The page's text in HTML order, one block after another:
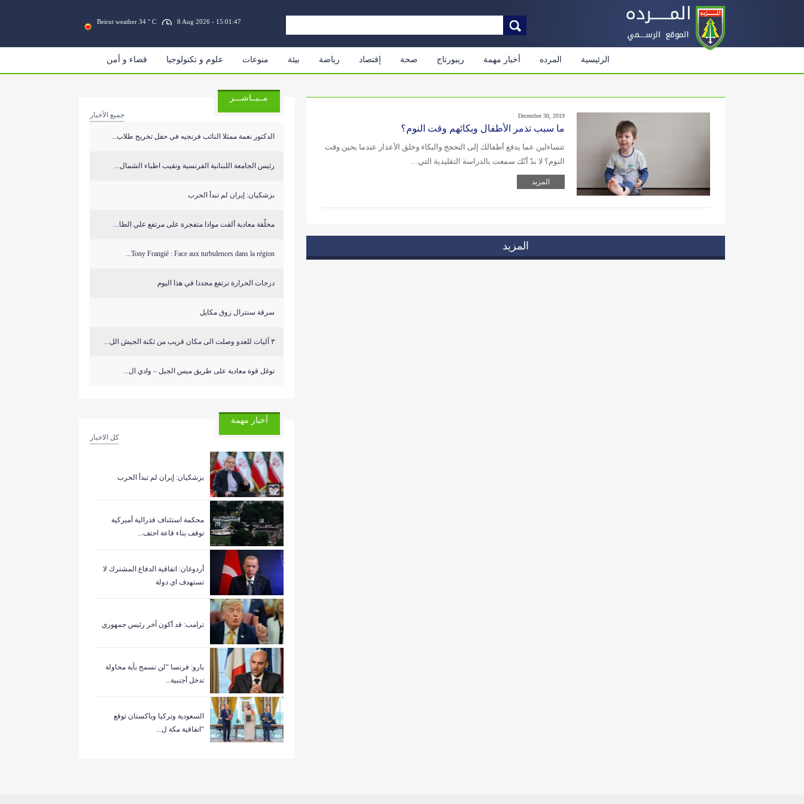
Beirut weather 34 ° C 8 Aug 2026 - 15:01:48
الرئيسية المرده أخبار مهمة ريبورتاج صحة إقتصاد رياضة بيئة منوعات علوم و تكنولوجيا قضاء و أمن
December 30, 2019
ما سبب تذمر الأطفال وبكائهم وقت النوم؟
تتساءلين عما يدفع أطفالك إلى التحجج والبكاء وخلق الأعذار عندما يحين وقت
النوم؟ لا بدّ أنّك سمعت بالدراسة التقليدية التي…
المزيد
المزيد
مــبــاشـــر
جميع الأخبار
الدكتور نعمة ممثلا النائب فرنجيه في حفل تخريج طلاب...
رئيس الجامعة اللبنانية الفرنسية ونقيب اطباء الشمال...
بزشكيان: إيران لم تبدأ الحرب
محلّقة معادية ألقت موادا متفجرة على مرتفع علي الطا...
Tony Frangié : Face aux turbulences dans la région...
درجات الحرارة ترتفع مجددا في هذا اليوم
سرقة سنترال زوق مكايل
٣ آليات للعدو وصلت الى مكان قريب من ثكنة الجيش الل...
توغل قوة معادية على طريق ميس الجبل – وادي ال...
أخبار مهمة
كل الاخبار
بزشكيان: إيران لم تبدأ الحرب
‏محكمة استئناف فدرالية أميركية
توقف بناء قاعة احتف...
أردوغان: اتفاقية الدفاع المشترك لا
تستهدف اي دولة
ترامب: قد أكون آخر رئيس جمهوري
بارو: فرنسا “لن تسمح بأية محاولة
تدخل أجنبية...
السعودية وتركيا وباكستان توقع
“اتفاقية مكة ل...